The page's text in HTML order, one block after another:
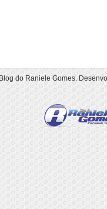
do Raniele Gomes.